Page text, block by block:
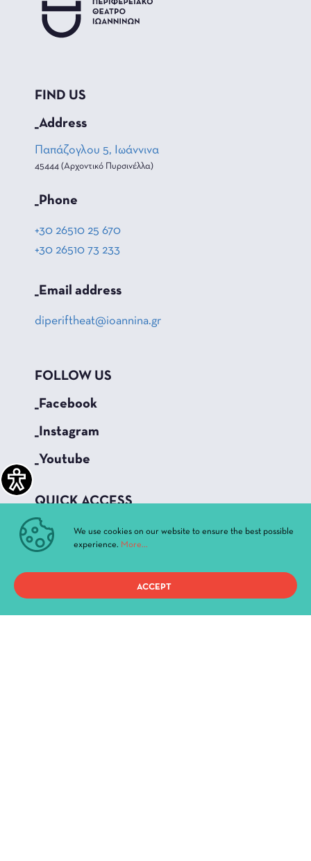
FIND US
_Address
Παπάζογλου 5, Ιωάννινα
45444 (Αρχοντικό Πυρσινέλλα)
_Phone
+30 26510 25 670
+30 26510 73 233
_Email address
diperiftheat@ioannina.gr
FOLLOW US
_Facebook
_Instagram
_Youtube
QUICK ACCESS
Current Performances
Archive
History
Buildings and Halls
We use cookies on our website to ensure the best possible
experience. More...
ACCEPT